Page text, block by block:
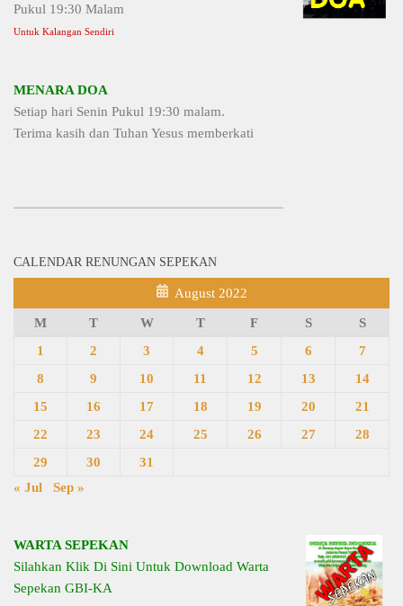
Pukul 19:30 Malam
Untuk Kalangan Sendiri
MENARA DOA
Setiap hari Senin Pukul 19:30 malam.
Terima kasih dan Tuhan Yesus memberkati
CALENDAR RENUNGAN SEPEKAN
August 2022
M T W T F S
S
1
2 3 4 5 6
7
8
9 10 11 12 13
14
15
16 17 18 19 20
21
22
23 24 25 26 27
28
29
30
31
« Jul
Sep »
WARTA SEPEKAN
Silahkan Klik Di Sini Untuk Download Warta
Sepekan GBI-KA